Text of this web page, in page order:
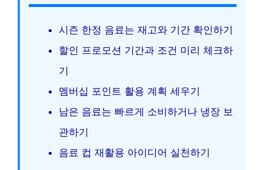
시즌 한정 음료는 재고와 기간 확인하기
할인 프로모션 기간과 조건 미리 체크하
기
멤버십 포인트 활용 계획 세우기
남은 음료는 빠르게 소비하거나 냉장 보
관하기
음료 컵 재활용 아이디어 실천하기